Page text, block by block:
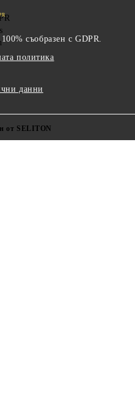
съобразен с GDPR.
политика
данни
от SELITON